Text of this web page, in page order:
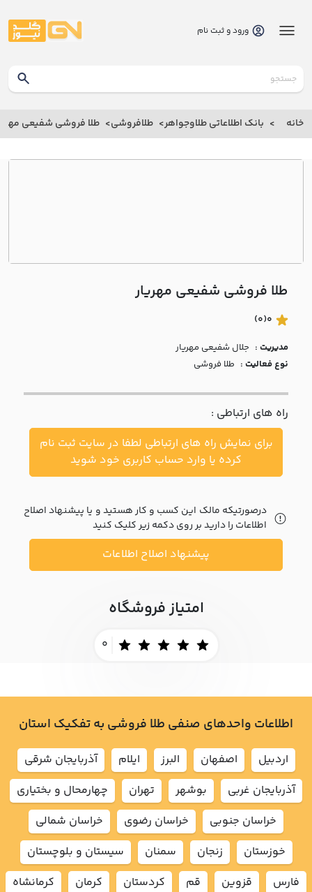
بانک
بانک
اطلاعاتی
درباره
با ما
مقالات
اخبار
پرسش
متداول
خواست
ورود و ثبت نام
خانه بانک اطلاعاتی طلاوجواهر طلافروشی طلا فروشی شفيعي
طلا فروشی شفيعي مهريار
0
(0)
مدیریت : جلال شفيعي مهريار
نوع فعالیت : طلا فروشی
راه های ارتباطی :
برای نمایش راه های ارتباطی لطفا در سایت ثبت نام
کرده یا وارد حساب کاربری خود شوید
درصورتیکه مالک این کسب و کار هستید و یا پیشنهاد اصلاح
اطلاعات را دارید بر روی دکمه زیر کلیک کنید
پیشنهاد اصلاح اطلاعات
امتیاز فروشگاه
0
اطلاعات واحدهای صنفی طلا فروشی به تفکیک استان
اردبيل اصفهان البرز ايلام
آذربايجان شرقي
آذربايجان غربي
بوشهر تهران
چهارمحال و بختياري
خراسان جنوبي
خراسان رضوي
خراسان شمالي
خوزستان
زنجان سمنان
سيستان و بلوچستان
فارس
قزوين قم كردستان كرمان
كرمانشاه